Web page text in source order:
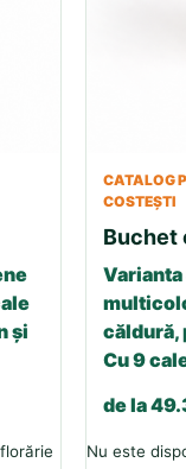
și
CATALOG
COSTEȘTI
Buchet
căldură,
Cu 9
de la
Nu este